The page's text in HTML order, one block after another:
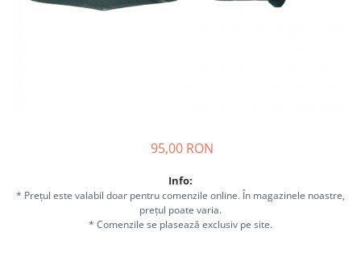
Tractoare si Utilaje agricole
Masini de framantat aluat
Masini de umplut carnati
Razatoare branzeturi
95,00 RON
Info:
* Prețul este valabil doar pentru comenzile online. În magazinele noastre,
prețul poate varia.
* Comenzile se plasează exclusiv pe site.